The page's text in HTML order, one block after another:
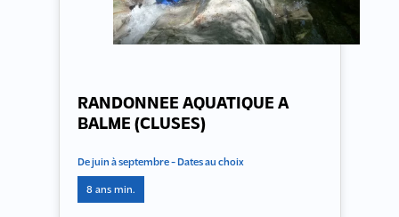
RANDONNEE AQUATIQUE A
BALME (CLUSES)
De juin à septembre - Dates au choix
8 ans min.